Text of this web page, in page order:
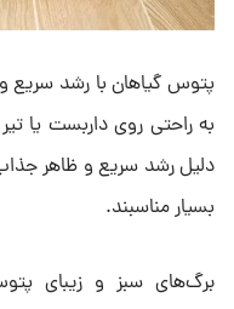
پتوس گیاهان با رشد
به راحتی روی داربست یا
دلیل رشد سریع و ظاهر
بسیار مناسبند.
برگ‌های سبز و زیبای